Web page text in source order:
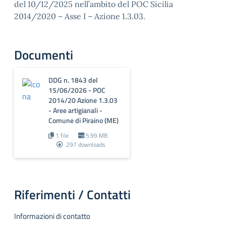
del 10/12/2025 nell’ambito del POC Sicilia
2014/2020 – Asse I – Azione 1.3.03.
Documenti
DDG n. 1843 del
15/06/2026 - POC
2014/20 Azione 1.3.03
- Aree artigianali -
Comune di Piraino (ME)
1 file
5.99 MB
297 downloads
Riferimenti / Contatti
Informazioni di contatto